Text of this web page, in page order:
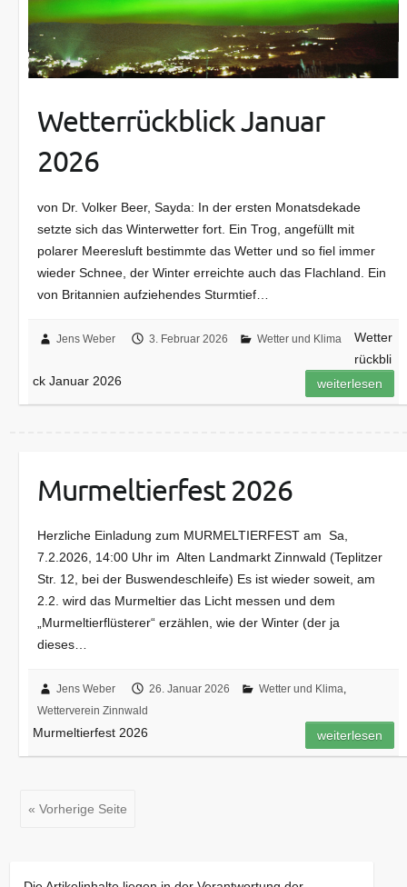
Wetterrückblick Januar
2026
von Dr. Volker Beer, Sayda: In der ersten Monatsdekade
setzte sich das Winterwetter fort. Ein Trog, angefüllt mit
polarer Meeresluft bestimmte das Wetter und so fiel immer
wieder Schnee, der Winter erreichte auch das Flachland. Ein
von Britannien aufziehendes Sturmtief…
Jens Weber 3. Februar 2026 Wetter und Klima
Wetter
rückbli
ck Januar 2026
weiterlesen
Murmeltierfest 2026
Herzliche Einladung zum MURMELTIERFEST am Sa,
7.2.2026, 14:00 Uhr im Alten Landmarkt Zinnwald (Teplitzer
Str. 12, bei der Buswendeschleife) Es ist wieder soweit, am
2.2. wird das Murmeltier das Licht messen und dem
„Murmeltierflüsterer“ erzählen, wie der Winter (der ja
dieses…
Jens Weber 26. Januar 2026 Wetter und Klima
Wetterverein Zinnwald
Murmeltierfest 2026 weiterlesen
« Vorherige Seite